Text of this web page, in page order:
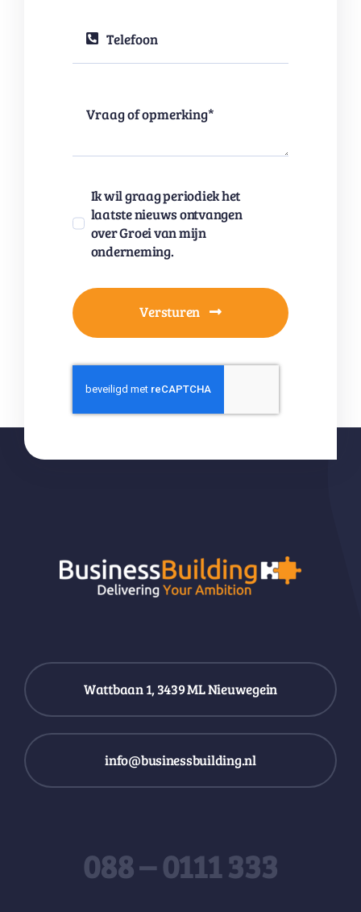
Ik wil graag periodiek het
laatste nieuws ontvangen
over Groei van mijn
onderneming.
Versturen
Wattbaan 1, 3439 ML Nieuwegein
info@businessbuilding.nl
088 – 0111 333